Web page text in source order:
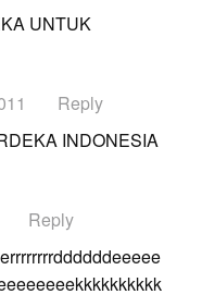
UNTUK
Reply
INDONESIA
Reply